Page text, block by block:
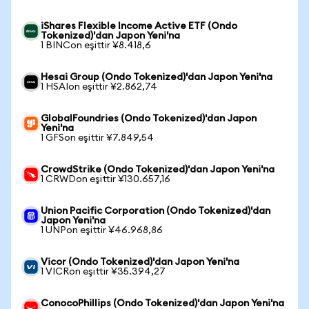
iShares Flexible Income Active ETF (Ondo
Tokenized)'dan Japon Yeni'na
1 BINCon eşittir ¥8.418,6
Hesai Group (Ondo Tokenized)'dan Japon Yeni'na
1 HSAIon eşittir ¥2.862,74
GlobalFoundries (Ondo Tokenized)'dan Japon
Yeni'na
1 GFSon eşittir ¥7.849,54
CrowdStrike (Ondo Tokenized)'dan Japon Yeni'na
1 CRWDon eşittir ¥130.657,16
Union Pacific Corporation (Ondo Tokenized)'dan
Japon Yeni'na
1 UNPon eşittir ¥46.968,86
Vicor (Ondo Tokenized)'dan Japon Yeni'na
1 VICRon eşittir ¥35.394,27
ConocoPhillips (Ondo Tokenized)'dan Japon Yeni'na